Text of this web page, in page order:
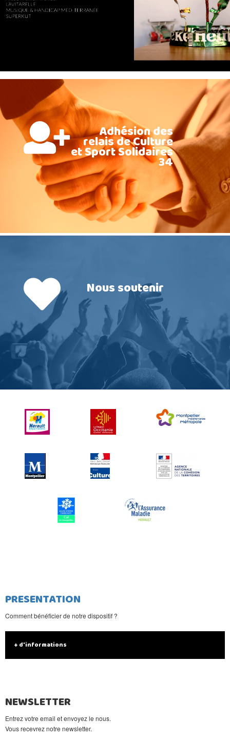
Adhésion des
relais de Culture
et Sport Solidaires
34
Nous soutenir
PRESENTATION
Comment bénéficier de notre dispositif ?
+ d'informations
NEWSLETTER
Entrez votre email et envoyez le nous.
Vous recevrez notre newsletter.